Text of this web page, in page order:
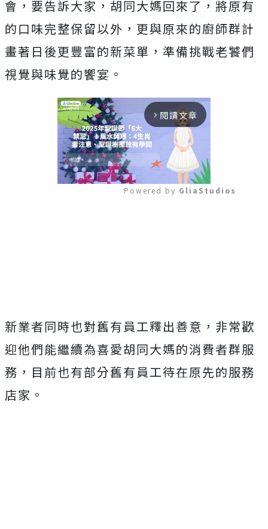
會，要告訴大家，胡同大媽回來了，將原有
的口味完整保留以外，更與原來的廚師群計
畫著日後更豐富的新菜單，準備挑戰老饕們
視覺與味覺的饗宴。
arrow_forward_ios 閱讀文章
Powered by GliaStudios
新業者同時也對舊有員工釋出善意，非常歡
迎他們能繼續為喜愛胡同大媽的消費者群服
務，目前也有部分舊有員工待在原先的服務
店家。